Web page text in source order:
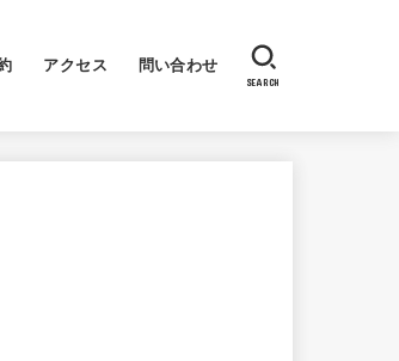
アクセス 問い合わせ
SEARCH